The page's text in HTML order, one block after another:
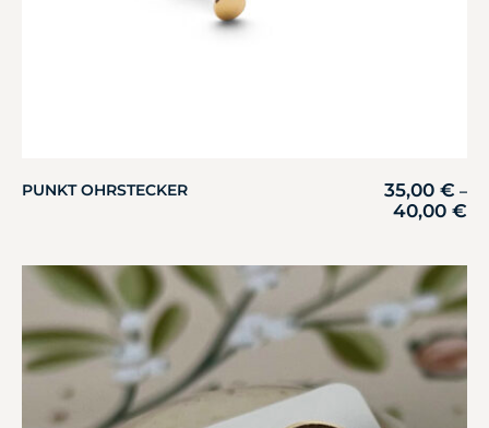
PUNKT OHRSTECKER 35,00 € –
40,00 €